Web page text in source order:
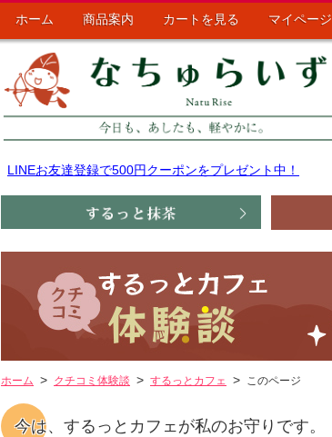
ホーム 商品案内 カートを見る マイページ
LINEお友達登録で500円クーポンをプレゼント中！
ホーム クチコミ体験談 するっとカフェ このページ
今は、するっとカフェが私のお守りです。